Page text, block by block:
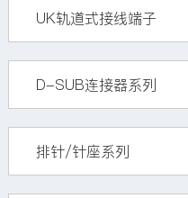
UK轨道式接线端子
D-SUB连接器系列
排针/针座系列